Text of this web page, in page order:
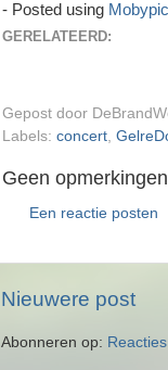
- Posted using
GERELATEERD:
Gepost door
Labels: concert
Geen
Een reactie posten
Nieuwere post
Abonneren op: